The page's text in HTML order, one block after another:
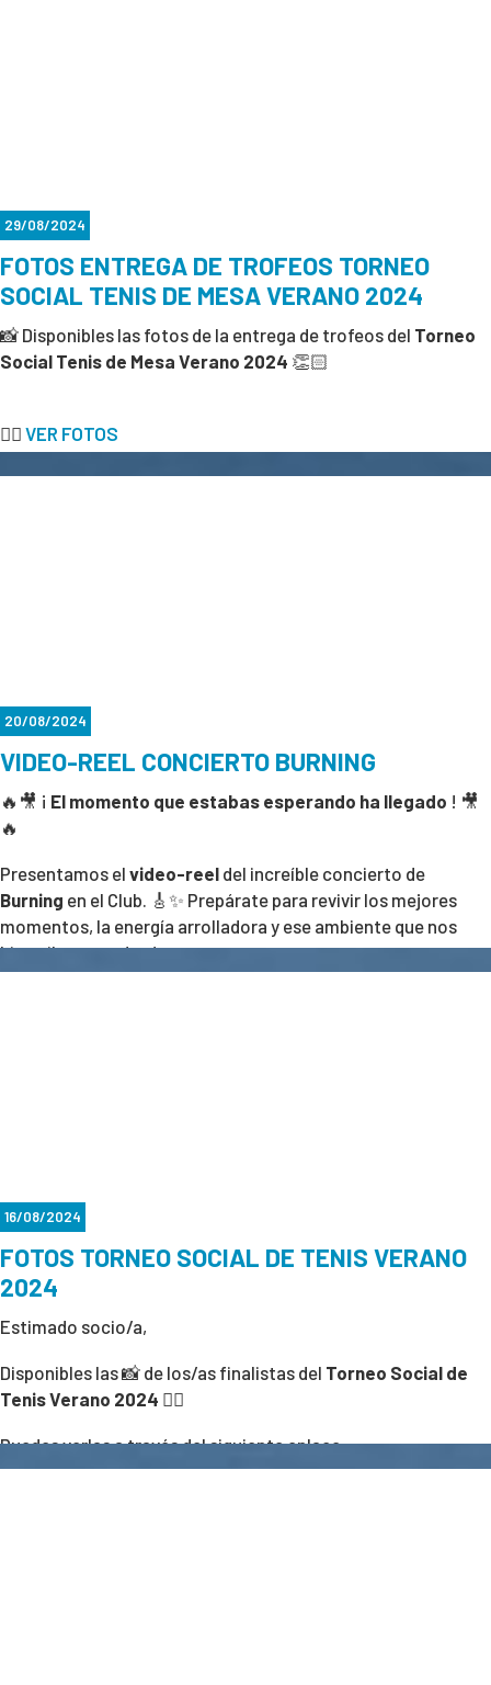
29/08/2024
FOTOS ENTREGA DE TROFEOS TORNEO
SOCIAL TENIS DE MESA VERANO 2024
📸 Disponibles las fotos de la entrega de trofeos del Torneo
Social Tenis de Mesa Verano 2024 👏🏻
👉🏻 VER FOTOS
20/08/2024
VIDEO-REEL CONCIERTO BURNING
🔥🎥 ¡ El momento que estabas esperando ha llegado ! 🎥
🔥
Presentamos el video-reel del increíble concierto de
Burning en el Club. 🎸✨ Prepárate para revivir los mejores
momentos, la energía arrolladora y ese ambiente que nos
hizo vibrar a todos/as.
16/08/2024
FOTOS TORNEO SOCIAL DE TENIS VERANO
2024
Estimado socio/a,
Disponibles las 📸 de los/as finalistas del Torneo Social de
Tenis Verano 2024 👌🏻
Puedes verlas a través del siguiente enlace: